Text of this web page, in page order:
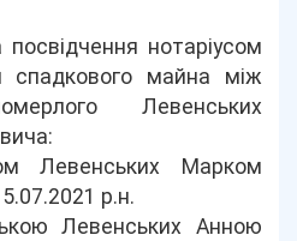
нотаріусом
спадкового майна між
Левенських
Левенських Марком
р.н.
Левенських Анною